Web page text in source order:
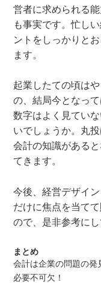
営者に求められる
も事実です。忙し
ントをしっかりと
ます。
起業したての頃は
の、結局今となっ
数字はよく見てい
いでしょうか。丸
会計の知識がある
てきます。
今後、経営デザイ
だけに焦点を当て
ので、是非参考にし
まとめ
会計は企業の問題の発
必要不可欠！